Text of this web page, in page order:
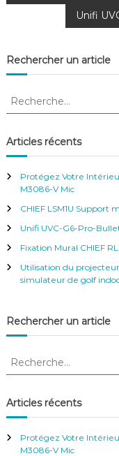
v
i
g
a
t
i
o
n
e
’
a
Unifi
Rechercher un article
R
h
e
c
e
r
:
Articles récents
Protégez Votre
M3086-V Mic
CHIEF LSM1U Support
Unifi UVC-G6-Pro-
Fixation Mural CHIEF
Utilisation du projecteur
simulateur de golf
Rechercher un article
R
h
e
c
Articles récents
Protégez Votre
M3086-V Mic